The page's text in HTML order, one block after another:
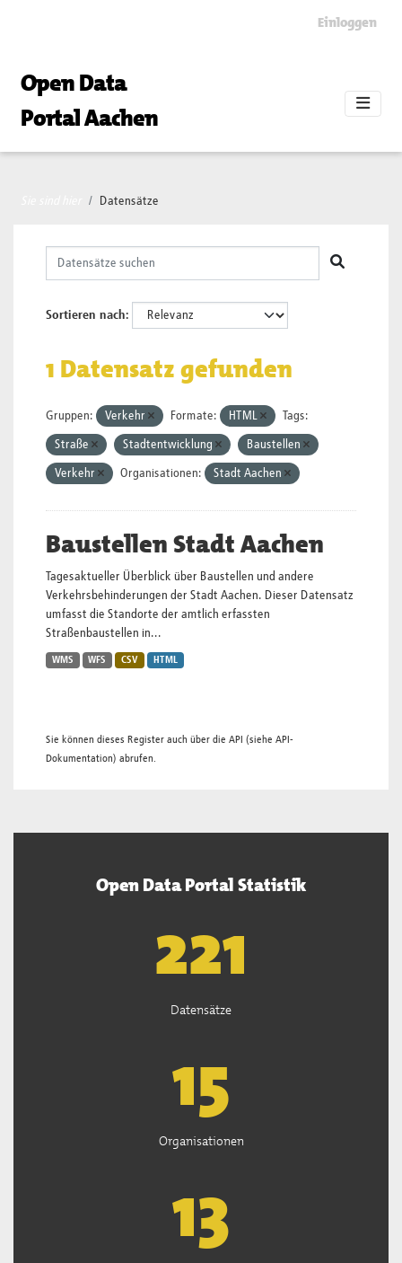
Einloggen
Open Data
Portal Aachen
Datensätze
Sortieren nach
1 Datensatz gefunden
Gruppen: Verkehr Formate: HTML Tags:
Straße Stadtentwicklung Baustellen
Verkehr Organisationen: Stadt Aachen
Baustellen Stadt Aachen
Tagesaktueller Überblick über Baustellen und andere
Verkehrsbehinderungen der Stadt Aachen. Dieser Datensatz
umfasst die Standorte der amtlich erfassten
Straßenbaustellen in...
WMS WFS CSV HTML
Sie können dieses Register auch über die API (siehe API-
Dokumentation) abrufen.
Open Data Portal Statistik
222
Datensätze
15
Organisationen
13